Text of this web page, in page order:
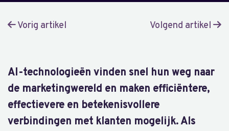
Vorig artikel Volgend artikel
AI-technologieën vinden snel hun weg naar
de marketingwereld en maken efficiëntere,
effectievere en betekenisvollere
verbindingen met klanten mogelijk. Als